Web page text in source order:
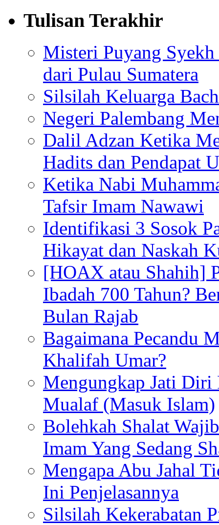
Tulisan Terakhir
Misteri Puyang
dari Pulau Sumatera
Silsilah Keluarga
Negeri Palembang
Dalil Adzan Ketika
Hadits dan Pendapat
Ketika Nabi
Tafsir Imam Nawawi
Identifikasi 3 Sosok
Hikayat dan Naskah
[HOAX atau Shahih]
Ibadah 700 Tahun?
Bulan Rajab
Bagaimana Pecandu
Khalifah Umar?
Mengungkap Jati Diri
Mualaf (Masuk Islam)
Bolehkah Shalat
Imam Yang Sedang
Mengapa Abu Jahal
Ini Penjelasannya
Silsilah Kekerabatan